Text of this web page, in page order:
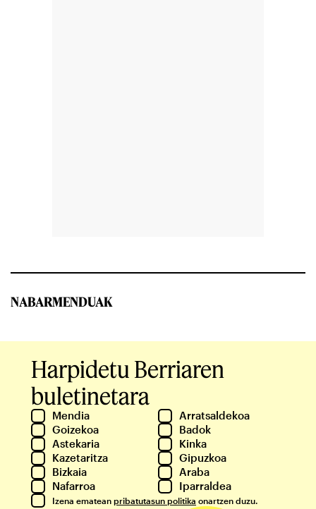
NABARMENDUAK
Harpidetu Berriaren
buletinetara
Mendia
Arratsaldekoa
Goizekoa
Badok
Astekaria
Kinka
Kazetaritza
Gipuzkoa
Bizkaia
Araba
Nafarroa
Iparraldea
Izena ematean pribatutasun politika onartzen duzu.